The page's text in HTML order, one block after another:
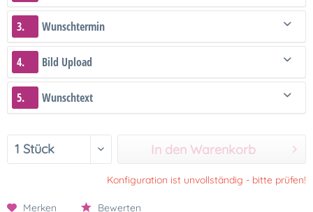
3. Wunschtermin
4. Bild Upload
5. Wunschtext
In den Warenkorb
Konfiguration ist unvollständig - bitte prüfen!
Merken Bewerten